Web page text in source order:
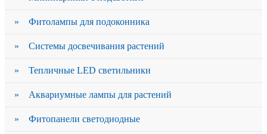
» Фитолампы для подоконника
» Системы досвечивания растений
» Тепличные LED светильники
» Аквариумные лампы для растений
» Фитопанели светодиодные